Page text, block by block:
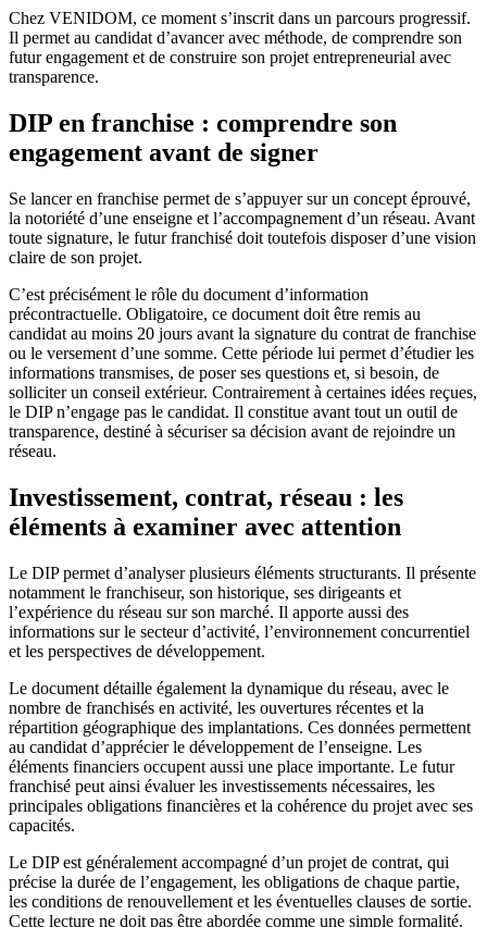
Chez VENIDOM, ce moment s’inscrit dans un parcours progressif.
Il permet au candidat d’avancer avec méthode, de comprendre son
futur engagement et de construire son projet entrepreneurial avec
transparence.
DIP en franchise : comprendre son
engagement avant de signer
Se lancer en franchise permet de s’appuyer sur un concept éprouvé,
la notoriété d’une enseigne et l’accompagnement d’un réseau. Avant
toute signature, le futur franchisé doit toutefois disposer d’une vision
claire de son projet.
C’est précisément le rôle du document d’information
précontractuelle. Obligatoire, ce document doit être remis au
candidat au moins 20 jours avant la signature du contrat de franchise
ou le versement d’une somme. Cette période lui permet d’étudier les
informations transmises, de poser ses questions et, si besoin, de
solliciter un conseil extérieur. Contrairement à certaines idées reçues,
le DIP n’engage pas le candidat. Il constitue avant tout un outil de
transparence, destiné à sécuriser sa décision avant de rejoindre un
réseau.
Investissement, contrat, réseau : les
éléments à examiner avec attention
Le DIP permet d’analyser plusieurs éléments structurants. Il présente
notamment le franchiseur, son historique, ses dirigeants et
l’expérience du réseau sur son marché. Il apporte aussi des
informations sur le secteur d’activité, l’environnement concurrentiel
et les perspectives de développement.
Le document détaille également la dynamique du réseau, avec le
nombre de franchisés en activité, les ouvertures récentes et la
répartition géographique des implantations. Ces données permettent
au candidat d’apprécier le développement de l’enseigne. Les
éléments financiers occupent aussi une place importante. Le futur
franchisé peut ainsi évaluer les investissements nécessaires, les
principales obligations financières et la cohérence du projet avec ses
capacités.
Le DIP est généralement accompagné d’un projet de contrat, qui
précise la durée de l’engagement, les obligations de chaque partie,
les conditions de renouvellement et les éventuelles clauses de sortie.
Cette lecture ne doit pas être abordée comme une simple formalité.